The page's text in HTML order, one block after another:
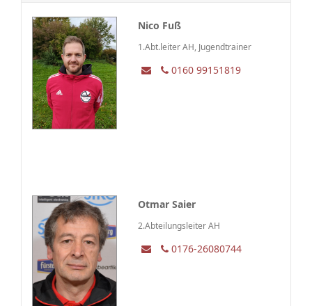
Nico Fuß
1.Abt.leiter AH, Jugendtrainer
0160 99151819
Otmar Saier
2.Abteilungsleiter AH
0176-26080744